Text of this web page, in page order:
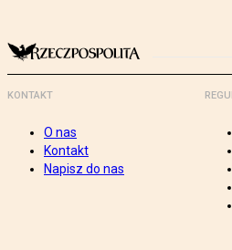
KONTAKT
O nas
Kontakt
Napisz do nas